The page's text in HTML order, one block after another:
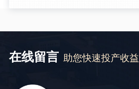
在线留言 助您快速投产收益